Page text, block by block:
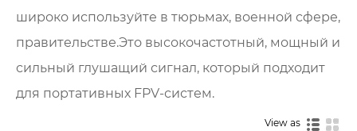
широко используйте в тюрьмах, военной сфере,
правительстве.Это высокочастотный, мощный и
сильный глушащий сигнал, который подходит
для портативных FPV-систем.
View as